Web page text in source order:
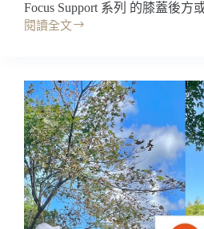
回
饋
錯
過!!
Focus Support 系列 的膝蓋後方
閱讀全文
開
C3fit
壓
縮
長
褲
Inspiration
系
列，
雖